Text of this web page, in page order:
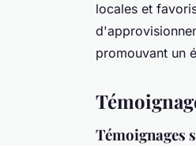
locales et
promouvant un
Témoignages